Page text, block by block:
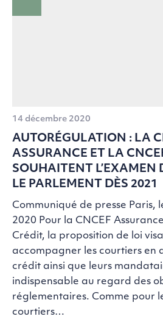
14 décembre 2020
AUTORÉGULATION : LA
ASSURANCE ET LA
SOUHAITENT L’EXAMEN
LE PARLEMENT DÈS 2021
Communiqué de presse Paris,
2020 Pour la CNCEF
Crédit, la proposition de loi
accompagner les courtiers en
crédit ainsi que leurs
indispensable au regard des
réglementaires. Comme pour
courtiers…